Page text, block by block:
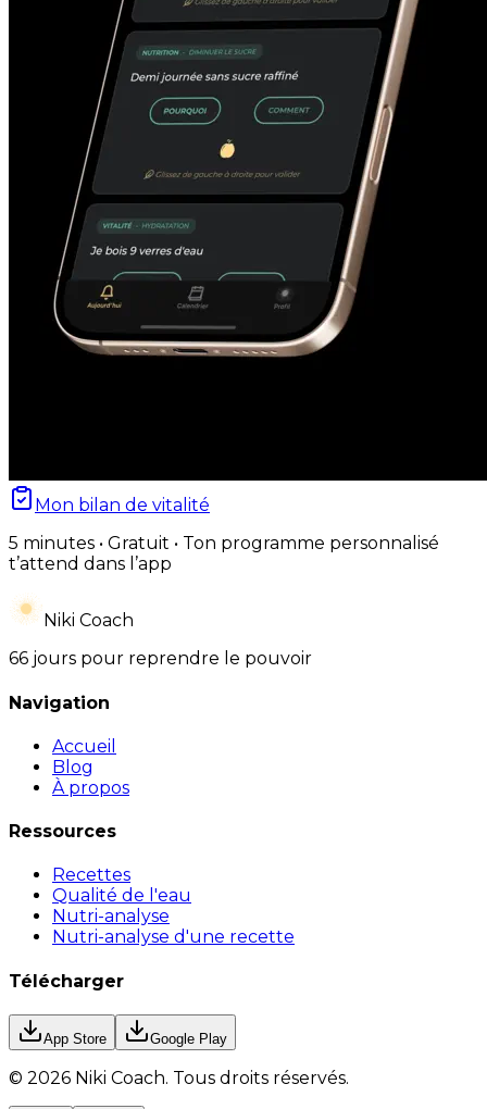
Mon bilan de vitalité
5 minutes • Gratuit • Ton programme personnalisé
t’attend dans l’app
Niki Coach
66 jours pour reprendre le pouvoir
Navigation
Accueil
Blog
À propos
Ressources
Recettes
Qualité de l'eau
Nutri-analyse
Nutri-analyse d'une recette
Télécharger
App Store Google Play
© 2026 Niki Coach. Tous droits réservés.